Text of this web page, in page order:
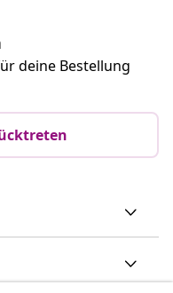
deine Bestellung